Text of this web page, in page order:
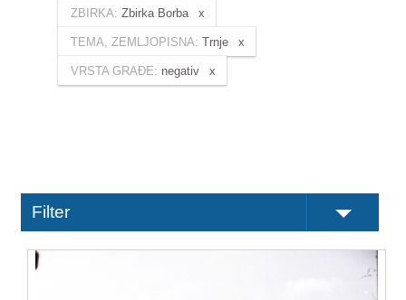
ZBIRKA: Zbirka Borba
TEMA, ZEMLJOPISNA: Trnje
VRSTA GRAĐE: negativ
Filter